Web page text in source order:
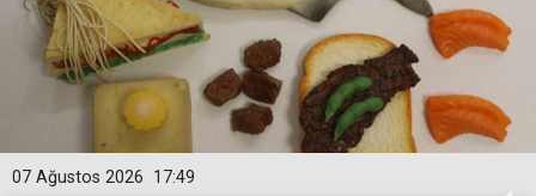
17:49
07 Ağustos 2026